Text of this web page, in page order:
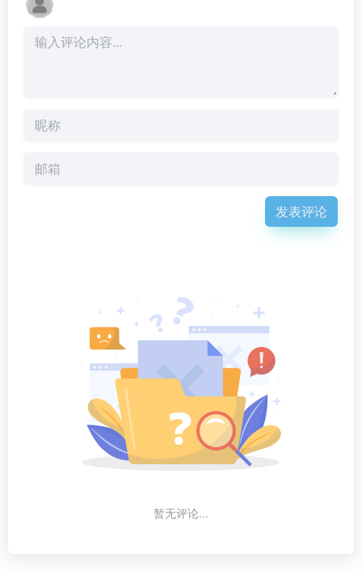
发表评论
暂无评论...